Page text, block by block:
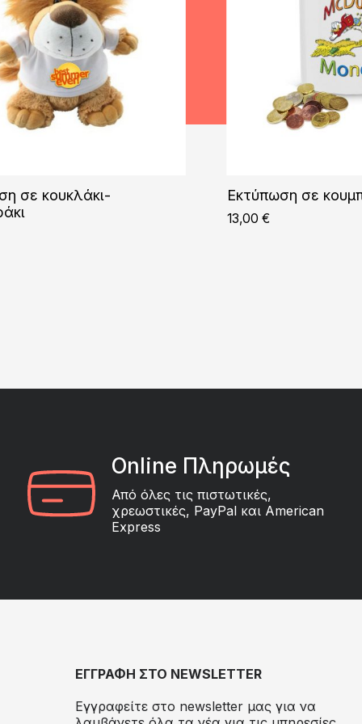
σε κουκλάκι-
Εκτύπωση σε
13,00 €
Online Πληρωμές
Από όλες τις πιστωτικές,
χρεωστικές, PayPal και American
Express
ΕΓΓΡΑΦΗ ΣΤΟ NEWSLETTER
Εγγραφείτε στο newsletter μας για να